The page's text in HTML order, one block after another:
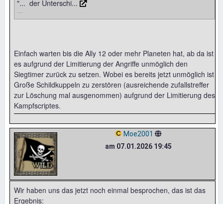
"... der Unterschi...
Einfach warten bis die Ally 12 oder mehr Planeten hat, ab da ist
es aufgrund der Limitierung der Angriffe unmöglich den
Siegtimer zurück zu setzen. Wobei es bereits jetzt unmöglich ist
Große Schildkuppeln zu zerstören (ausreichende zufallstreffer
zur Löschung mal ausgenommen) aufgrund der Limitierung des
Kampfscriptes.
Moe2001
am 07.01.2026 19:45
Wir haben uns das jetzt noch einmal besprochen, das ist das
Ergebnis: